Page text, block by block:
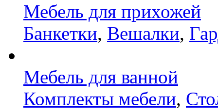
Мебель для прихожей
Банкетки, Вешалки,
Мебель для ванной
Комплекты мебели,